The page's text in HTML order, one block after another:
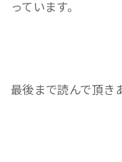
っています。
最後まで読んで頂き